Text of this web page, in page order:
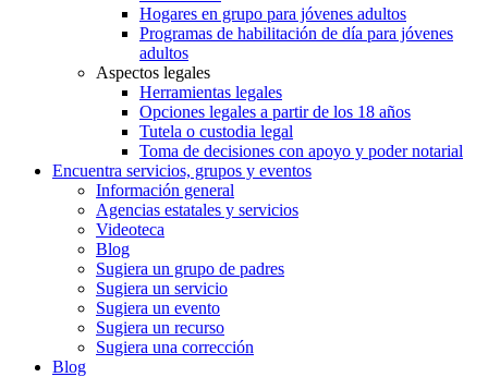
Hogares en grupo para jóvenes adultos
Programas de habilitación de día para jóvenes
adultos
Aspectos legales
Herramientas legales
Opciones legales a partir de los 18 años
Tutela o custodia legal
Toma de decisiones con apoyo y poder notarial
Encuentra servicios, grupos y eventos
Información general
Agencias estatales y servicios
Videoteca
Blog
Sugiera un grupo de padres
Sugiera un servicio
Sugiera un evento
Sugiera un recurso
Sugiera una corrección
Blog